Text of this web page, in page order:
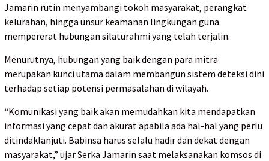
Jamarin rutin menyambangi tokoh masyarakat, perangkat
kelurahan, hingga unsur keamanan lingkungan guna
mempererat hubungan silaturahmi yang telah terjalin.
Menurutnya, hubungan yang baik dengan para mitra
merupakan kunci utama dalam membangun sistem deteksi dini
terhadap setiap potensi permasalahan di wilayah.
“Komunikasi yang baik akan memudahkan kita mendapatkan
informasi yang cepat dan akurat apabila ada hal-hal yang perlu
ditindaklanjuti. Babinsa harus selalu hadir dan dekat dengan
masyarakat,” ujar Serka Jamarin saat melaksanakan komsos di